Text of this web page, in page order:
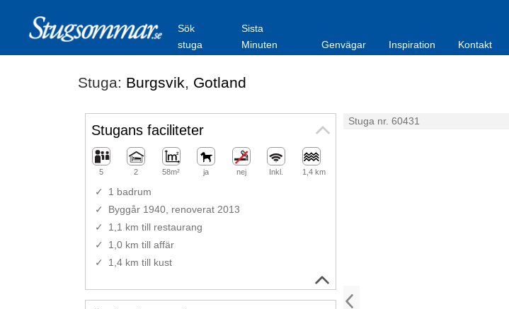
Sök
stuga
Sista
Minuten
Genvägar Inspiration Kontakt
Stuga: Burgsvik, Gotland
Stuga nr. 60431
Stugans faciliteter
5 2 58m² ja nej Inkl. 1,4 km
1 badrum
Byggår 1940, renoverat 2013
1,1 km till restaurang
1,0 km till affär
1,4 km till kust